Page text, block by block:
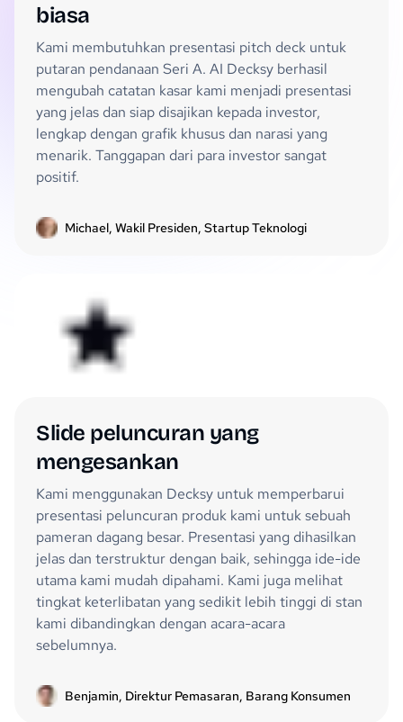
biasa
Kami membutuhkan presentasi pitch deck untuk
putaran pendanaan Seri A. AI Decksy berhasil
mengubah catatan kasar kami menjadi presentasi
yang jelas dan siap disajikan kepada investor,
lengkap dengan grafik khusus dan narasi yang
menarik. Tanggapan dari para investor sangat
positif.
Michael, Wakil Presiden, Startup Teknologi
Slide peluncuran yang
mengesankan
Kami menggunakan Decksy untuk memperbarui
presentasi peluncuran produk kami untuk sebuah
pameran dagang besar. Presentasi yang dihasilkan
jelas dan terstruktur dengan baik, sehingga ide-ide
utama kami mudah dipahami. Kami juga melihat
tingkat keterlibatan yang sedikit lebih tinggi di stan
kami dibandingkan dengan acara-acara
sebelumnya.
Benjamin, Direktur Pemasaran, Barang Konsumen